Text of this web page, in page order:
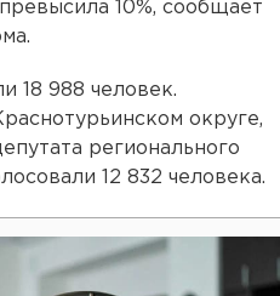
10%, сообщает
18 988 человек.
округе,
регионального
12 832 человека.